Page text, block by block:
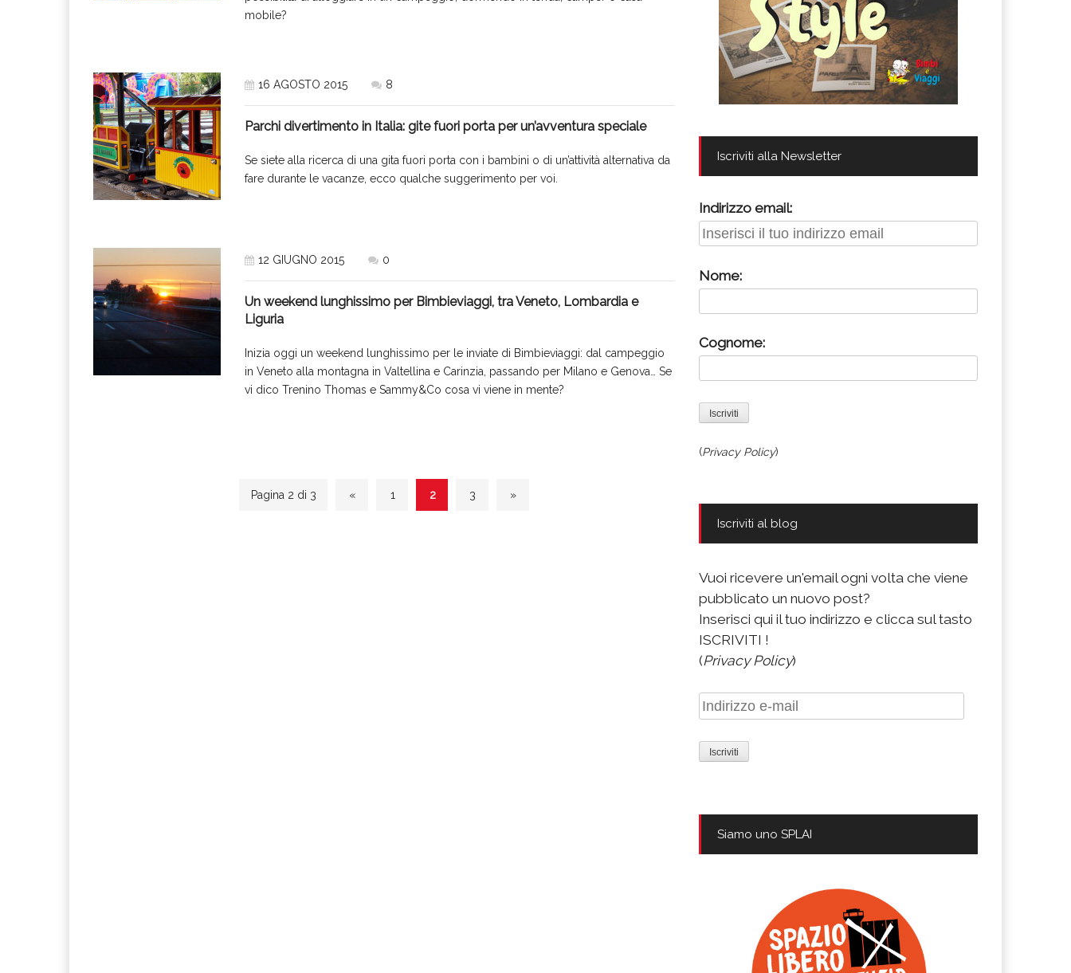
mobile?
16 AGOSTO 2015 8
Parchi divertimento in Italia: gite fuori porta per un’avventura speciale
Se siete alla ricerca di una gita fuori porta con i bambini o di un’attività alternativa da
fare durante le vacanze, ecco qualche suggerimento per voi.
12 GIUGNO 2015 0
Un weekend lunghissimo per Bimbieviaggi, tra Veneto, Lombardia e
Liguria
Inizia oggi un weekend lunghissimo per le inviate di Bimbieviaggi: dal campeggio
in Veneto alla montagna in Valtellina e Carinzia, passando per Milano e Genova… Se
vi dico Trenino Thomas e Sammy&Co cosa vi viene in mente?
Pagina 2 di 3 « 1 2 3 »
Iscriviti alla Newsletter
Indirizzo email:
Nome:
Cognome:
(Privacy Policy)
Iscriviti al blog
Vuoi ricevere un'email ogni volta che viene
pubblicato un nuovo post?
Inserisci qui il tuo indirizzo e clicca sul tasto
ISCRIVITI !
(Privacy Policy)
Indirizzo
e-
mail
Siamo uno SPLAI